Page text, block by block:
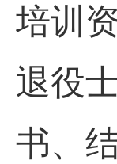
培训
退役
书、